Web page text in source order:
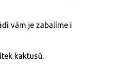
vám je zabalíme i
kaktusů.